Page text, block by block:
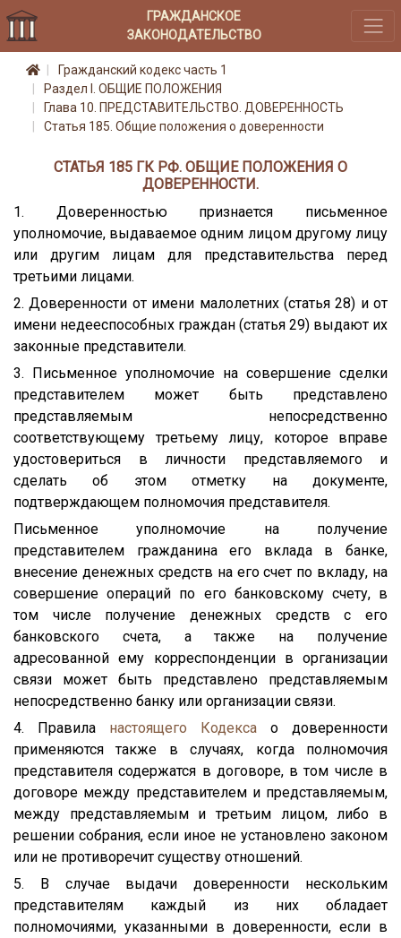
ГРАЖДАНСКОЕ
ЗАКОНОДАТЕЛЬСТВО
Гражданский кодекс часть 1
Раздел I. ОБЩИЕ ПОЛОЖЕНИЯ
Глава 10. ПРЕДСТАВИТЕЛЬСТВО. ДОВЕРЕННОСТЬ
Статья 185. Общие положения о доверенности
СТАТЬЯ 185 ГК РФ. ОБЩИЕ ПОЛОЖЕНИЯ О
ДОВЕРЕННОСТИ.
1. Доверенностью признается письменное
уполномочие, выдаваемое одним лицом другому лицу
или другим лицам для представительства перед
третьими лицами.
2. Доверенности от имени малолетних (статья 28) и от
имени недееспособных граждан (статья 29) выдают их
законные представители.
3. Письменное уполномочие на совершение сделки
представителем может быть представлено
представляемым непосредственно
соответствующему третьему лицу, которое вправе
удостовериться в личности представляемого и
сделать об этом отметку на документе,
подтверждающем полномочия представителя.
Письменное уполномочие на получение
представителем гражданина его вклада в банке,
внесение денежных средств на его счет по вкладу, на
совершение операций по его банковскому счету, в
том числе получение денежных средств с его
банковского счета, а также на получение
адресованной ему корреспонденции в организации
связи может быть представлено представляемым
непосредственно банку или организации связи.
4. Правила настоящего Кодекса о доверенности
применяются также в случаях, когда полномочия
представителя содержатся в договоре, в том числе в
договоре между представителем и представляемым,
между представляемым и третьим лицом, либо в
решении собрания, если иное не установлено законом
или не противоречит существу отношений.
5. В случае выдачи доверенности нескольким
представителям каждый из них обладает
полномочиями, указанными в доверенности, если в